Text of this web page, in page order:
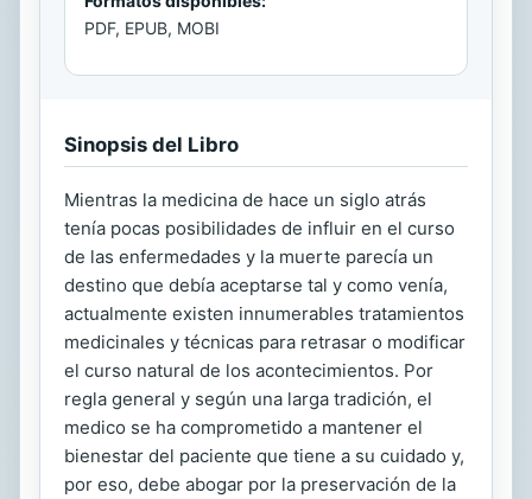
PDF, EPUB, MOBI
Sinopsis del Libro
Mientras la medicina de hace un siglo atrás
tenía pocas posibilidades de influir en el curso
de las enfermedades y la muerte parecía un
destino que debía aceptarse tal y como venía,
actualmente existen innumerables tratamientos
medicinales y técnicas para retrasar o modificar
el curso natural de los acontecimientos. Por
regla general y según una larga tradición, el
medico se ha comprometido a mantener el
bienestar del paciente que tiene a su cuidado y,
por eso, debe abogar por la preservación de la